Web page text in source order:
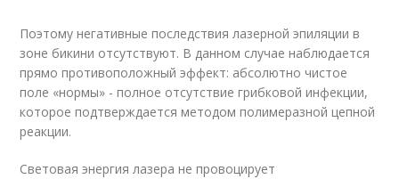
Поэтому негативные последствия лазерной эпиляции в
зоне бикини отсутствуют. В данном случае наблюдается
прямо противоположный эффект: абсолютно чистое
поле «нормы» - полное отсутствие грибковой инфекции,
которое подтверждается методом полимеразной цепной
реакции.
Световая энергия лазера не провоцирует